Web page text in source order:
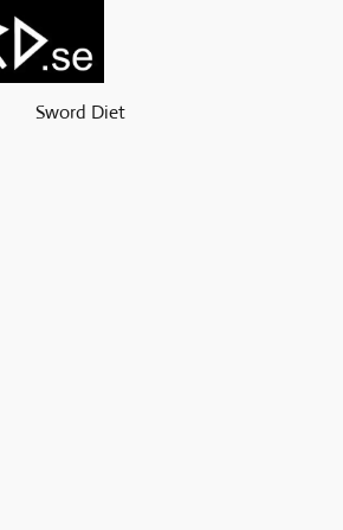
Sword Diet